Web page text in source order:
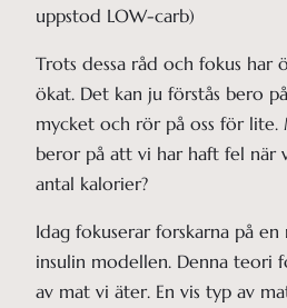
uppstod LOW-carb)
Trots dessa råd och fokus har
ökat. Det kan ju förstås bero
mycket och rör på oss för
beror på att vi har haft fel när
antal kalorier?
Idag fokuserar forskarna på
insulin modellen. Denna teori
av mat vi äter. En vis typ av